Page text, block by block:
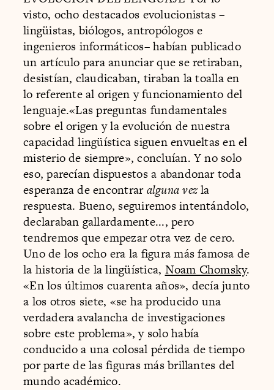
visto, ocho destacados evolucionistas –
lingüistas, biólogos, antropólogos e
ingenieros informáticos– habían publicado
un artículo para anunciar que se retiraban,
desistían, claudicaban, tiraban la toalla en
lo referente al origen y funcionamiento del
lenguaje.«Las preguntas fundamentales
sobre el origen y la evolución de nuestra
capacidad lingüística siguen envueltas en el
misterio de siempre», concluían. Y no solo
eso, parecían dispuestos a abandonar toda
esperanza de encontraralguna vezla
respuesta. Bueno, seguiremos intentándolo,
declaraban gallardamente..., pero
tendremos que empezar otra vez de cero.
Uno de los ocho era la figura más famosa de
la historia de la lingüística, Noam Chomsky.
«En los últimos cuarenta años», decía junto
a los otros siete, «se ha producido una
verdadera avalancha de investigaciones
sobre este problema», y solo había
conducido a una colosal pérdida de tiempo
por parte de las figuras más brillantes del
mundo académico.